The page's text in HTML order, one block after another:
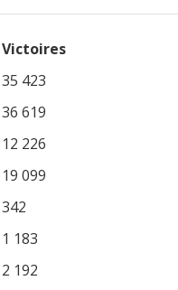
Victoires
35 423
36 619
12 226
19 099
342
1 183
2 192